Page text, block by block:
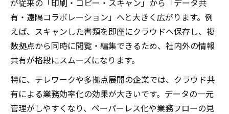
が従来の「印刷・コピー・スキャン」から「データ共
有・遠隔コラボレーション」へと大きく広がります。例
えば、スキャンした書類を即座にクラウドへ保存し、複
数拠点から同時に閲覧・編集できるため、社内外の情報
共有が格段にスムーズになります。
特に、テレワークや多拠点展開の企業では、クラウド共
有による業務効率化の効果が大きいです。データの一元
管理がしやすくなり、ペーパーレス化や業務フローの見